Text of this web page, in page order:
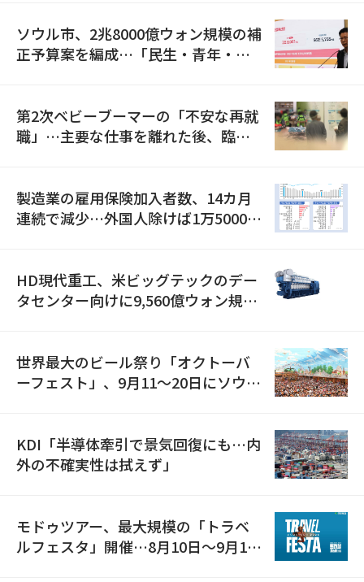
ソウル市、2兆8000億ウォン規模の補
正予算案を編成…「民生・青年・安
第2次ベビーブーマーの「不安な再就
職」…主要な仕事を離れた後、臨時
製造業の雇用保険加入者数、14カ月
連続で減少…外国人除けば1万5000人
HD現代重工、米ビッグテックのデー
タセンター向けに9,560億ウォン規模
世界最大のビール祭り「オクトーバ
ーフェスト」、9月11〜20日にソウル
KDI「半導体牽引で景気回復にも…内
外の不確実性は拭えず」
モドゥツアー、最大規模の「トラベ
ルフェスタ」開催…8月10日～9月11